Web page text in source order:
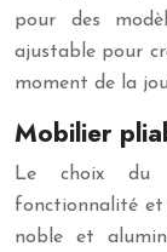
pour des
ajustable pour
moment de la
Mobilier
Le choix du
fonctionnalité et
noble et